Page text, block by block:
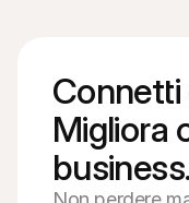
Connetti
Migliora
business.